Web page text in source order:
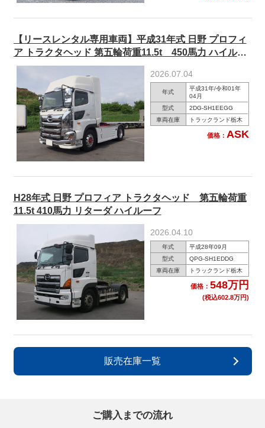
【リースレンタル専用車両】平成31年式 日野 プロフィ
ア トラクタヘッド 第五輪荷重11.5t 450馬力 ハイルー
フ リターダ アルミホイール ★R9年5月まで車検付★
2026.07.04
年式
平成31年/令和01年
04月
型式
2DG-SH1EEGG
車両在庫
トラックランド栃木
価格： ASK
H28年式 日野 プロフィア トラクタヘッド 第五輪荷重
11.5t 410馬力 リターダ ハイルーフ
2026.04.10
年式
平成28年09月
型式
QPG-SH1EDDG
車両在庫
トラックランド栃木
価格： 548万円
(税込602.8万円)
販売在庫一覧
ご購入までの流れ